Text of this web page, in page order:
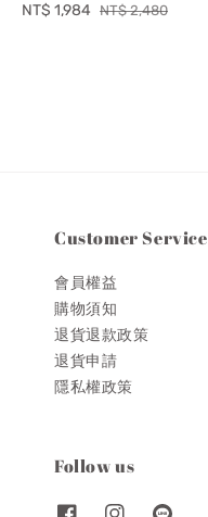
Sale
NT$ 1,984 Regular
NT$ 2,480
Customer Service
會員權益
購物須知
退貨退款政策
退貨申請
隱私權政策
Follow us